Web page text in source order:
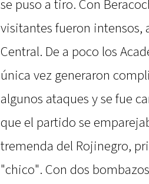
se puso a tiro. Con
visitantes fueron intensos,
Central. De a poco los
única vez generaron
algunos ataques y se fue
que el partido se
tremenda del Rojinegro,
"chico". Con dos